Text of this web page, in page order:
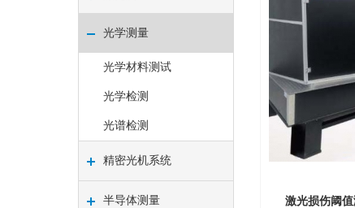
光学测量
光学材料测试
光学检测
光谱检测
精密光机系统
半导体测量 激光损伤阈